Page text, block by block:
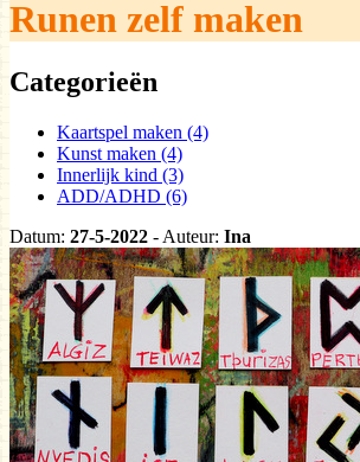
Runen zelf maken
Categorieën
Kaartspel maken (4)
Kunst maken (4)
Innerlijk kind (3)
ADD/ADHD (6)
Datum: 27-5-2022 - Auteur: Ina